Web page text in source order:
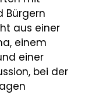
Bürgern
aus einer
einem
einer
bei der